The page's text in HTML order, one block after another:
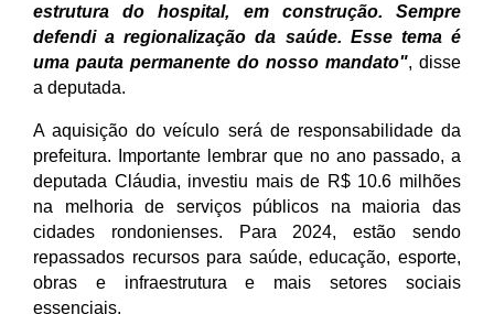
estrutura do hospital, em construção. Sempre
defendi a regionalização da saúde. Esse tema é
uma pauta permanente do nosso mandato", disse
a deputada.
A aquisição do veículo será de responsabilidade da
prefeitura. Importante lembrar que no ano passado, a
deputada Cláudia, investiu mais de R$ 10.6 milhões
na melhoria de serviços públicos na maioria das
cidades rondonienses. Para 2024, estão sendo
repassados recursos para saúde, educação, esporte,
obras e infraestrutura e mais setores sociais
essenciais.